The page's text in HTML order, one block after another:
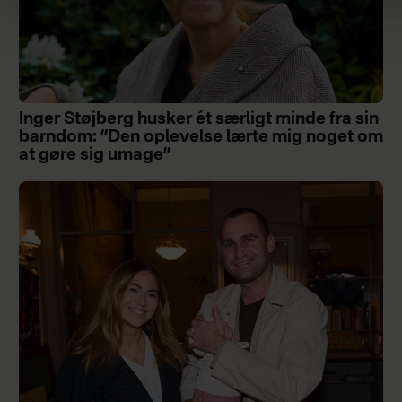
Inger Støjberg husker ét særligt minde fra sin
barndom: ”Den oplevelse lærte mig noget om
at gøre sig umage”